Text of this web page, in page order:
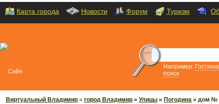
Карта города Новости Форум Туризм
Например:
поиск
Виртуальный Владимир » город Владимир » Улицы » Погодина » дом №